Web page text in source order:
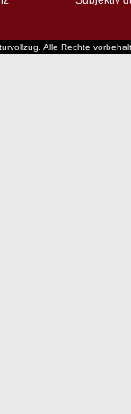
Alle Rechte